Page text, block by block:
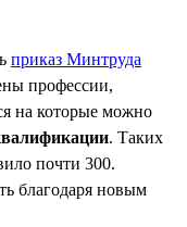
приказ Минтруда
профессии,
на которые можно
. Таких
почти 300.
благодаря новым